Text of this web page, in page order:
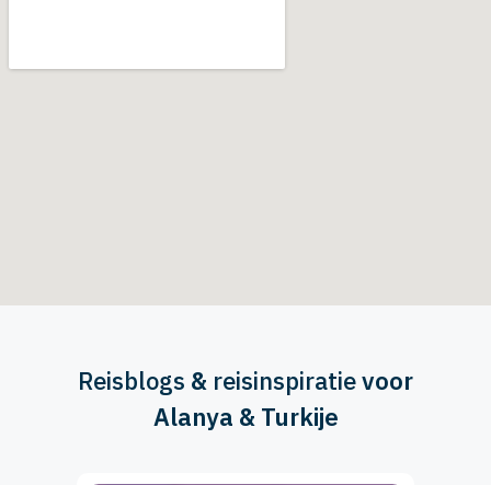
Reisblogs & reisinspiratievoor
Alanya & Turkije